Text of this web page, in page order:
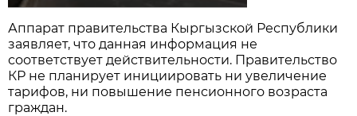
Аппарат правительства Кыргызской Республики
заявляет, что данная информация не
соответствует действительности. Правительство
КР не планирует инициировать ни увеличение
тарифов, ни повышение пенсионного возраста
граждан.